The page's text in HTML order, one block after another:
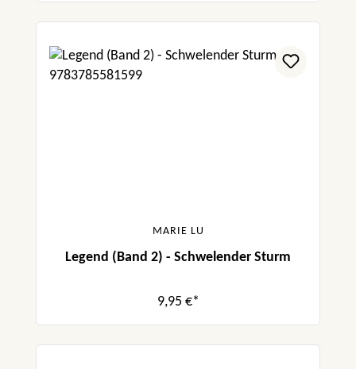
MARIE LU
Legend (Band 2) - Schwelender Sturm
9,95 €*